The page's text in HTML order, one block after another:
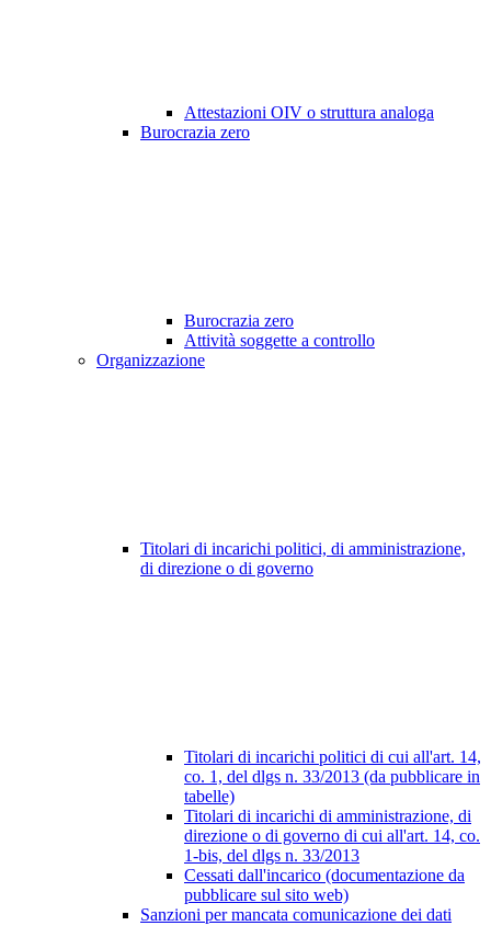
Attestazioni OIV o struttura analoga
Burocrazia zero
Burocrazia zero
Attività soggette a controllo
Organizzazione
Titolari di incarichi politici, di amministrazione,
di direzione o di governo
Titolari di incarichi politici di cui all'art. 14,
co. 1, del dlgs n. 33/2013 (da pubblicare in
tabelle)
Titolari di incarichi di amministrazione, di
direzione o di governo di cui all'art. 14, co.
1-bis, del dlgs n. 33/2013
Cessati dall'incarico (documentazione da
pubblicare sul sito web)
Sanzioni per mancata comunicazione dei dati